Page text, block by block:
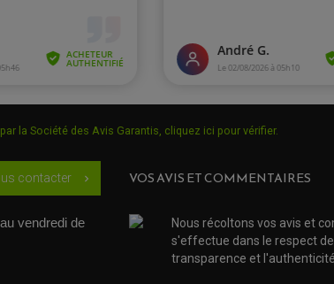
la Société des Avis Garantis, cliquez ici pour vérifier.
contacter chevron_right
vendredi de
VOS AVIS ET COMMENTAIRES
Nous récoltons vos avis et
s'effectue dans le respect
transparence et